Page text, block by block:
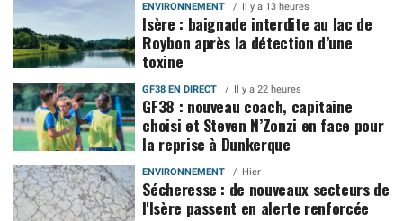
ENVIRONNEMENT Il y a 13 heures
Isère : baignade interdite au lac de
Roybon après la détection d’une
toxine
GF38 EN DIRECT Il y a 22 heures
GF38 : nouveau coach, capitaine
choisi et Steven N’Zonzi en face pour
la reprise à Dunkerque
ENVIRONNEMENT Hier
Sécheresse : de nouveaux secteurs de
l'Isère passent en alerte renforcée